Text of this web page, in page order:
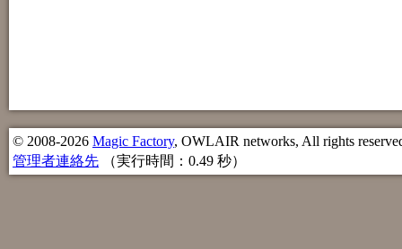
© 2008-2026 Magic Factory, OWLAIR networks, All rights
管理者連絡先 （実行時間：0.49 秒）